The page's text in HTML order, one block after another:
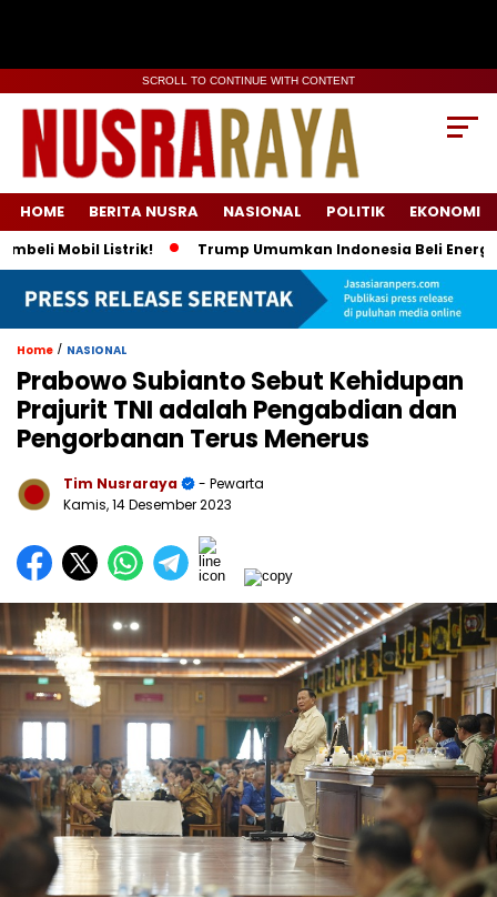
SCROLL TO CONTINUE WITH CONTENT
HOME BERITA NUSRA NASIONAL POLITIK EKONOMI
Listrik! Trump Umumkan Indonesia Beli Energi & 50
Home / NASIONAL
Prabowo Subianto Sebut Kehidupan
Prajurit TNI adalah Pengabdian dan
Pengorbanan Terus Menerus
Tim Nusraraya
- Pewarta
Kamis, 14 Desember 2023